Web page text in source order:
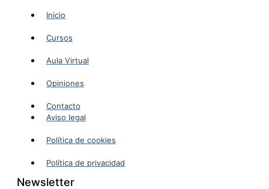
Inicio
Cursos
Aula Virtual
Opiniones
Contacto
Aviso legal
Política de cookies
Política de privacidad
Newsletter